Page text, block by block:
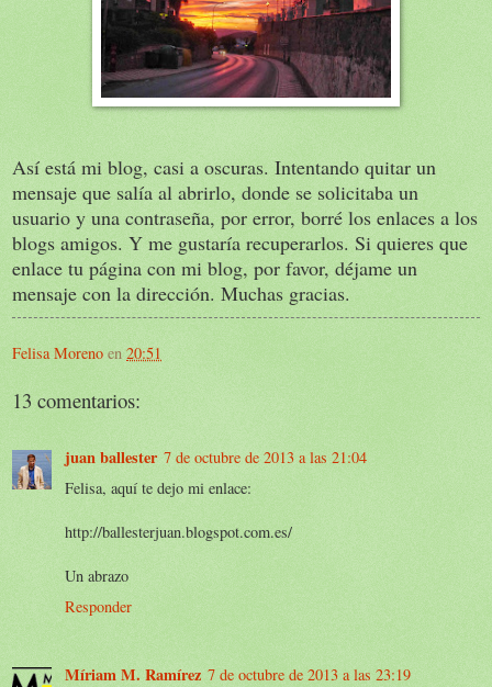
Así está mi blog, casi a oscuras. Intentando quitar un
mensaje que salía al abrirlo, donde se solicitaba un
usuario y una contraseña, por error, borré los enlaces a los
blogs amigos. Y me gustaría recuperarlos. Si quieres que
enlace tu página con mi blog, por favor, déjame un
mensaje con la dirección. Muchas gracias.
Felisa Moreno en 20:51
13 comentarios:
juan ballester 7 de octubre de 2013 a las 21:04
Felisa, aquí te dejo mi enlace:
http://ballesterjuan.blogspot.com.es/
Un abrazo
Responder
Míriam M. Ramírez 7 de octubre de 2013 a las 23:19